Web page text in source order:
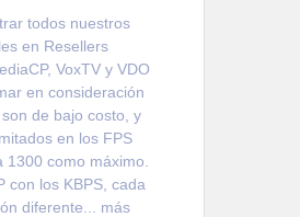
todos nuestros
en Resellers
VoxTV y VDO
en consideración
de bajo costo, y
en los FPS
como máximo.
con los KBPS, cada
diferente... más